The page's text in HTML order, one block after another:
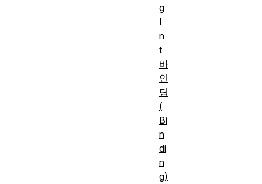
g
I
n
t
바
인
딩
(
Bi
n
di
n
g)